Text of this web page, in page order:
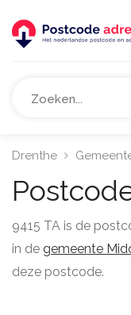
Drenthe
9415 TA is de
in de gemeente
deze postcode.